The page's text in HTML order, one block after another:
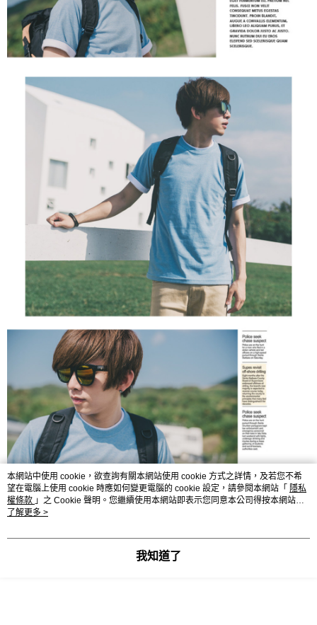
本網站中使用 cookie，欲查詢有關本網站使用 cookie 方式之詳情，及若您不希
望在電腦上使用 cookie 時應如何變更電腦的 cookie 設定，請參閱本網站「 隱私
權條款 」之 Cookie 聲明。您繼續使用本網站即表示您同意本公司得按本網站使
用條款之 Cookie 聲明使用 cookie。
了解更多 >
我知道了